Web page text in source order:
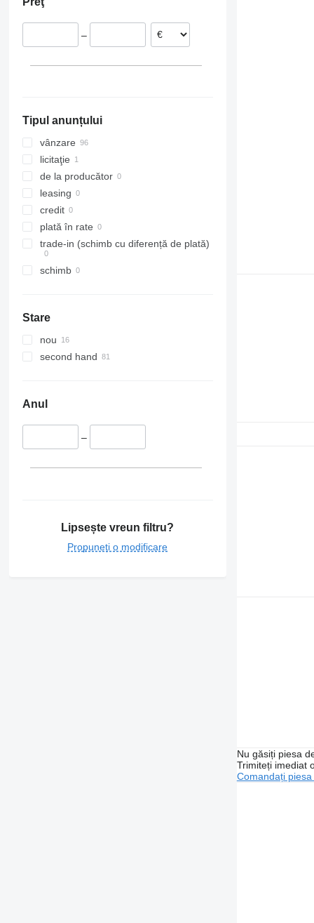
Lituania
Danemarca
–
Tipul anunțului
vânzare
licitaţie
de la producător
leasing
credit
plată în rate
trade-in (schimb cu diferență de plată)
schimb
Stare
nou
second hand
Anul
–
Lipsește vreun filtru?
Propuneți o modificare
Nu găsiți piesa
Trimiteți imediat
Comandați